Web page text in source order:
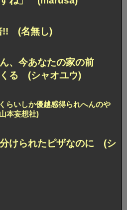
!! (名無し)
、 今あなたの家の前
る (シャオユウ)
らいしか優越感得られへんのや
本妄想社)
けられたピザなのに (シ